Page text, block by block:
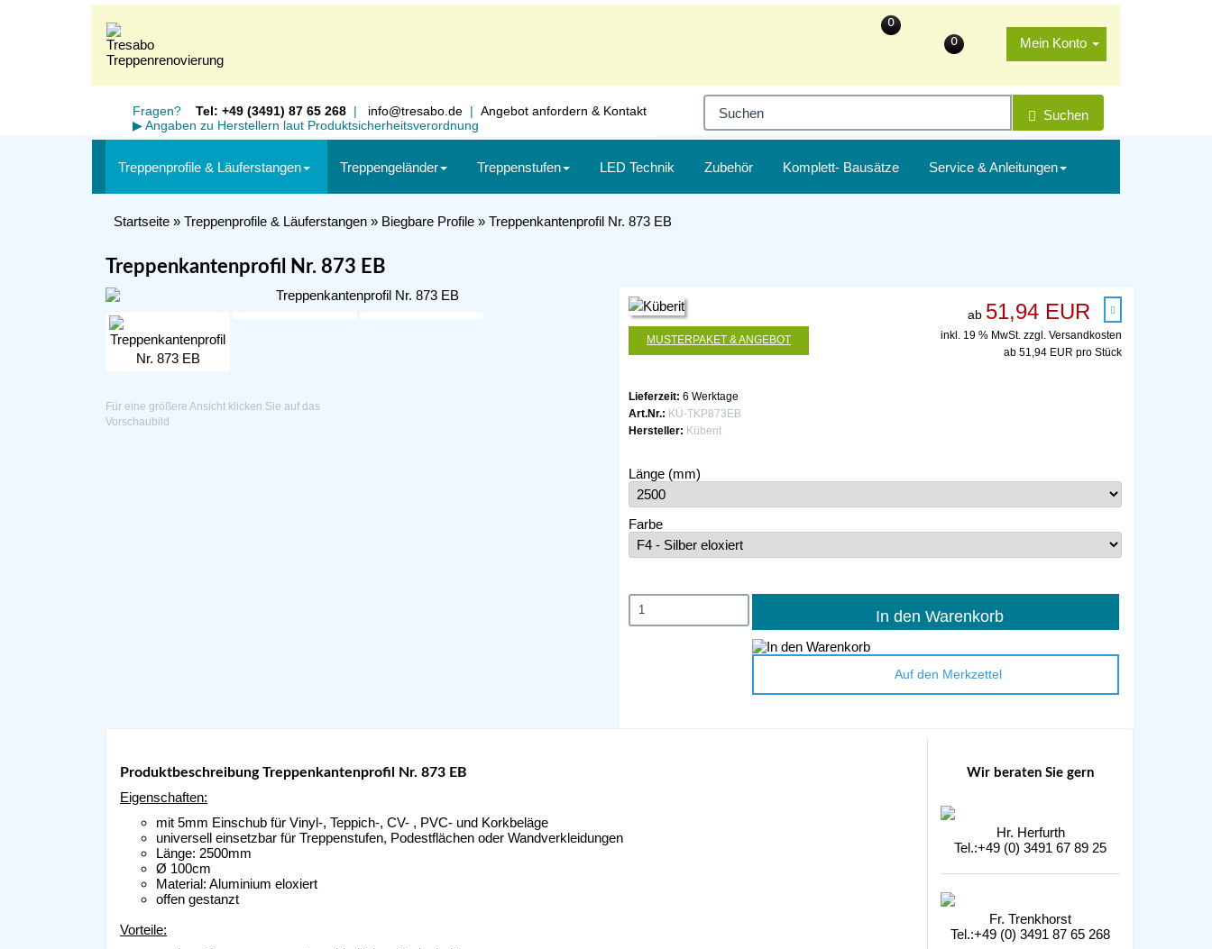
Mein Konto
0
0
Suchen
Fragen? Tel: +49 (3491) 87 65 268 | info@tresabo.de | Angebot anfordern & Kontakt
▶Angaben zu Herstellern laut Produktsicherheitsverordnung
Treppenprofile & Läuferstangen Treppengeländer Treppenstufen LED Technik Zubehör Komplett- Bausätze Service & Anleitungen
Startseite » Treppenprofile & Läuferstangen » Biegbare Profile » Treppenkantenprofil Nr. 873 EB
Treppenkantenprofil Nr. 873 EB
Für eine größere Ansicht klicken Sie auf das
Vorschaubild
ab 51,94 EUR
MUSTERPAKET & ANGEBOT inkl. 19 % MwSt. zzgl. Versandkosten
ab 51,94 EUR pro Stück
Lieferzeit: 6 Werktage
Art.Nr.: KÜ-TKP873EB
Hersteller: Küberit
Länge (mm)
Farbe
In den Warenkorb
Auf den Merkzettel
Produktbeschreibung Treppenkantenprofil Nr. 873 EB
Eigenschaften:
mit 5mm Einschub für Vinyl-, Teppich-, CV- , PVC- und Korkbeläge
universell einsetzbar für Treppenstufen, Podestflächen oder Wandverkleidungen
Länge: 2500mm
Ø 100cm
Material: Aluminium eloxiert
offen gestanzt
Vorteile:
Wir beraten Sie gern
Hr. Herfurth
Tel.:+49 (0) 3491 67 89 25
Fr. Trenkhorst
Tel.:+49 (0) 3491 87 65 268